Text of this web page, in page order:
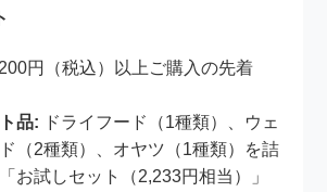
円（税込）以上ご購入の先着
品: ドライフード（1種類）、ウェ
（2種類）、オヤツ（1種類）を詰
お試しセット（2,233円相当）」